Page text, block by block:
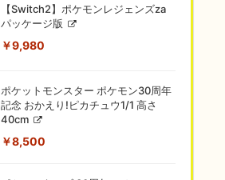
【Switch2】ポケモンレジェンズza
パッケージ版
￥9,980
ポケットモンスター ポケモン30周年
記念 おかえり!ピカチュウ1/1 高さ
40cm
￥8,500